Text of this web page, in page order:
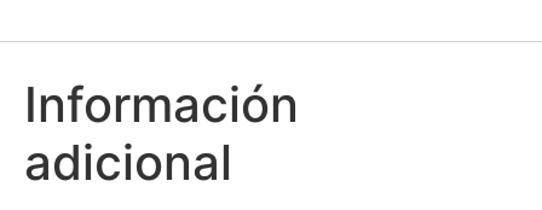
Información
adicional